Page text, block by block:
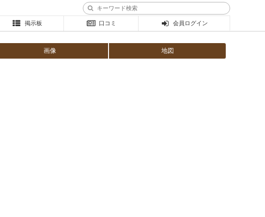
掲示板 口コミ 会員ログイン
画像 地図